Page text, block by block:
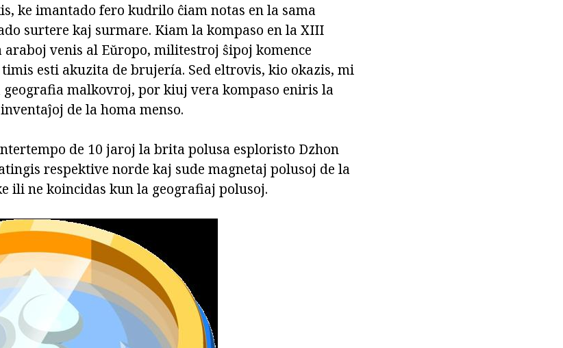
ke imantado fero kudrilo ĉiam notas en la sama
surtere kaj surmare. Kiam la kompaso en la XIII
venis al Eŭropo, militestroj ŝipoj komence
esti akuzita de brujería. Sed eltrovis, kio okazis, mi
geografia malkovroj, por kiuj vera kompaso eniris la
de la homa menso.
de 10 jaroj la brita polusa esploristo Dzhon
respektive norde kaj sude magnetaj polusoj de la
ili ne koincidas kun la geografiaj polusoj.